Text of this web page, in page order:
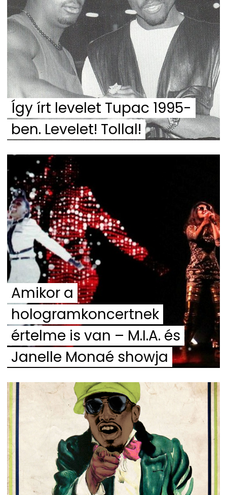
Így írt levelet Tupac 1995-
ben. Levelet! Tollal!
Amikor a
hologramkoncertnek
értelme is van – M.I.A. és
Janelle Monaé showja